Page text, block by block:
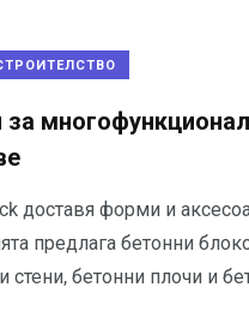
доставя форми и
предлага бетонни
стени, бетонни плочи и